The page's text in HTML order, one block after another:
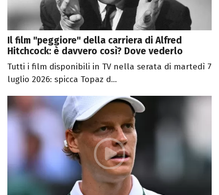
Il film "peggiore" della carriera di Alfred
Hitchcock: è davvero così? Dove vederlo
Tutti i film disponibili in TV nella serata di martedì 7
luglio 2026: spicca Topaz d...